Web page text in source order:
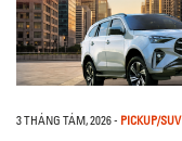
3 THÁNG TÁM, 2026- PICKUP/SUV